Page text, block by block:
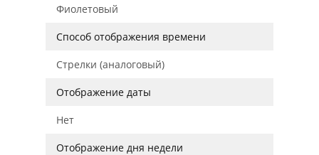
Фиолетовый
Способ отображения времени
Стрелки (аналоговый)
Отображение даты
Нет
Отображение дня недели